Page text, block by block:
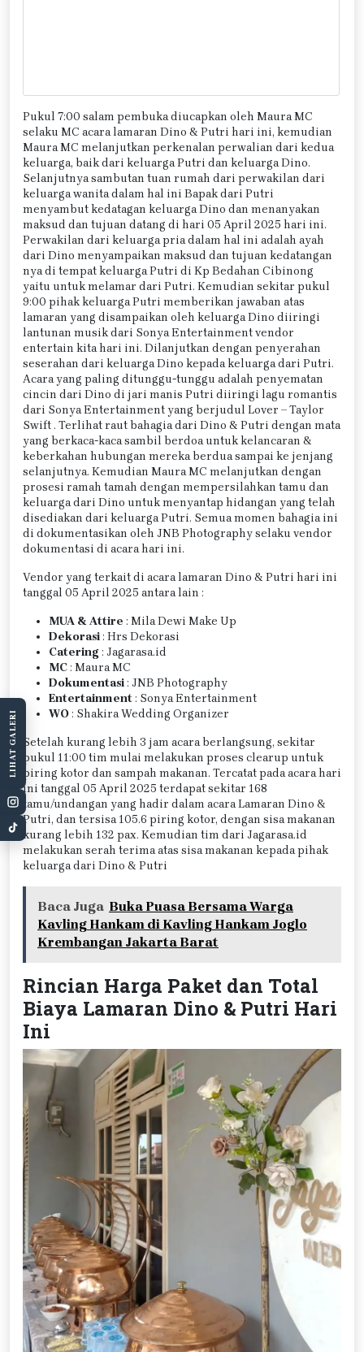
Pukul 7:00 salam pembuka diucapkan oleh Maura MC
selaku MC acara lamaran Dino & Putri hari ini, kemudian
Maura MC melanjutkan perkenalan perwalian dari kedua
keluarga, baik dari keluarga Putri dan keluarga Dino.
Selanjutnya sambutan tuan rumah dari perwakilan dari
keluarga wanita dalam hal ini Bapak dari Putri
menyambut kedatagan keluarga Dino dan menanyakan
maksud dan tujuan datang di hari 05 April 2025 hari ini.
Perwakilan dari keluarga pria dalam hal ini adalah ayah
dari Dino menyampaikan maksud dan tujuan kedatangan
nya di tempat keluarga Putri di Kp Bedahan Cibinong
yaitu untuk melamar dari Putri. Kemudian sekitar pukul
9:00 pihak keluarga Putri memberikan jawaban atas
lamaran yang disampaikan oleh keluarga Dino diiringi
lantunan musik dari Sonya Entertainment vendor
entertain kita hari ini. Dilanjutkan dengan penyerahan
seserahan dari keluarga Dino kepada keluarga dari Putri.
Acara yang paling ditunggu-tunggu adalah penyematan
cincin dari Dino di jari manis Putri diiringi lagu romantis
dari Sonya Entertainment yang berjudul Lover – Taylor
Swift . Terlihat raut bahagia dari Dino & Putri dengan mata
yang berkaca-kaca sambil berdoa untuk kelancaran &
keberkahan hubungan mereka berdua sampai ke jenjang
selanjutnya. Kemudian Maura MC melanjutkan dengan
prosesi ramah tamah dengan mempersilahkan tamu dan
keluarga dari Dino untuk menyantap hidangan yang telah
disediakan dari keluarga Putri. Semua momen bahagia ini
di dokumentasikan oleh JNB Photography selaku vendor
dokumentasi di acara hari ini.
Vendor yang terkait di acara lamaran Dino & Putri hari ini
tanggal 05 April 2025 antara lain :
MUA & Attire : Mila Dewi Make Up
Dekorasi: Hrs Dekorasi
Catering: Jagarasa.id
MC: Maura MC
Dokumentasi: JNB Photography
Entertainment: Sonya Entertainment
WO: Shakira Wedding Organizer
Setelah kurang lebih 3 jam acara berlangsung, sekitar
pukul 11:00 tim mulai melakukan proses clearup untuk
piring kotor dan sampah makanan. Tercatat pada acara hari
ini tanggal 05 April 2025 terdapat sekitar 168
tamu/undangan yang hadir dalam acara Lamaran Dino &
Putri, dan tersisa 105.6 piring kotor, dengan sisa makanan
kurang lebih 132 pax. Kemudian tim dari Jagarasa.id
melakukan serah terima atas sisa makanan kepada pihak
keluarga dari Dino & Putri
Baca Juga Buka Puasa Bersama Warga
Kavling Hankam di Kavling Hankam Joglo
Krembangan Jakarta Barat
Rincian Harga Paket dan Total
Biaya Lamaran Dino & Putri Hari
Ini
LIHAT GALERI